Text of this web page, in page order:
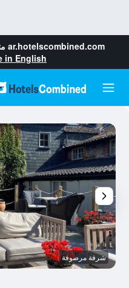
ar.hotelscombined.com
in English
شرفة مرصوفة